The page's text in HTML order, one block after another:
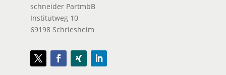
schneider PartmbB
Institutweg 10
69198 Schriesheim